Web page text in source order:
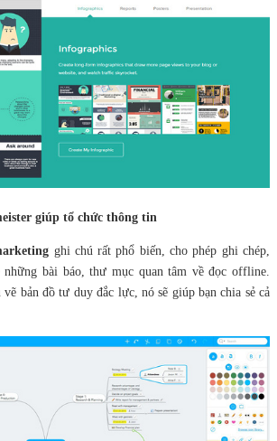
giúp tổ chức thông tin
ghi chú rất phổ biến, cho phép ghi chép,
những bài báo, thư mục quan tâm về đọc offline.
bản đồ tư duy đắc lực, nó sẽ giúp bạn chia sẻ cả